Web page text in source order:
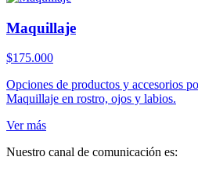
Maquillaje
$175.000
Opciones de productos y accesorios
Maquillaje en rostro, ojos y labios.
Ver más
Nuestro canal de comunicación es: